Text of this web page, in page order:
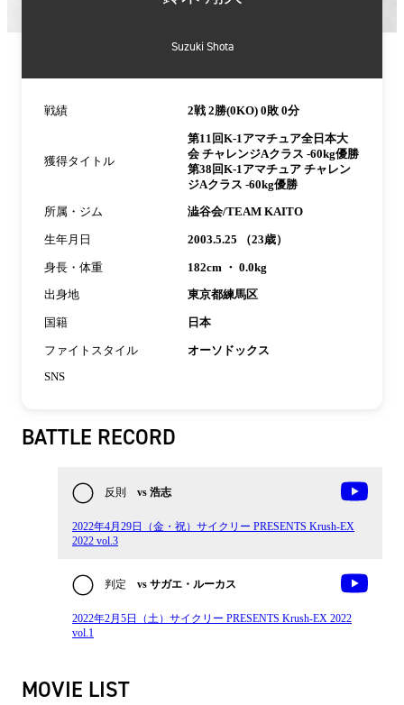
Suzuki Shota
戦績 2戦 2勝(0KO) 0敗 0分
獲得タイトル
第11回K-1アマチュア全日本大
会 チャレンジAクラス -60kg優勝
第38回K-1アマチュア チャレン
ジAクラス -60kg優勝
所属・ジム 澁谷会/TEAM KAITO
生年月日 2003.5.25 （23歳）
身長・体重 182cm ・ 0.0kg
出身地 東京都練馬区
国籍 日本
ファイトスタイル オーソドックス
SNS
BATTLE RECORD
反則 vs 浩志
2022年4月29日（金・祝）サイクリー PRESENTS Krush-EX
2022 vol.3
判定 vs サガエ・ルーカス
2022年2月5日（土）サイクリー PRESENTS Krush-EX 2022
vol.1
MOVIE LIST